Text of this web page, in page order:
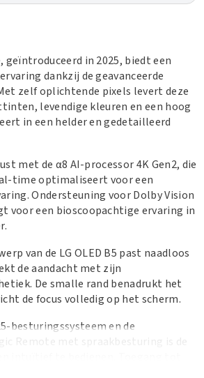
geïntroduceerd in 2025, biedt een
dankzij de geavanceerde
zelf oplichtende pixels levert deze
levendige kleuren en een hoog
in een helder en gedetailleerd
met de α8 AI-processor 4K Gen2, die
time optimaliseert voor een
Ondersteuning voor Dolby Vision
voor een bioscoopachtige ervaring in
van de LG OLED B5 past naadloos
de aandacht met zijn
De smalle rand benadrukt het
de focus volledig op het scherm.
besturingssysteem en de
Remote met spraakbesturing is de
en apps is binnen handbereik.